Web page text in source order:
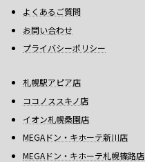
よくあるご質問
お問い合わせ
プライバシーポリシー
札幌駅アピア店
ココノススキノ店
イオン札幌桑園店
MEGAドン・キホーテ新川店
MEGAドン・キホーテ札幌篠路店